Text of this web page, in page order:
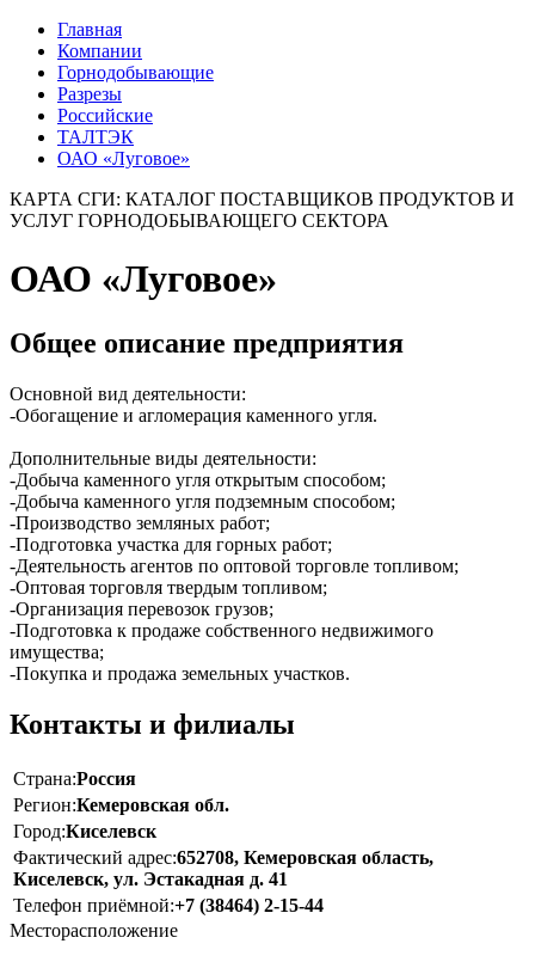
Главная
Компании
Горнодобывающие
Разрезы
Российские
ТАЛТЭК
ОАО «Луговое»
КАРТА СГИ: КАТАЛОГ ПОСТАВЩИКОВ ПРОДУКТОВ И
УСЛУГ ГОРНОДОБЫВАЮЩЕГО СЕКТОРА
ОАО «Луговое»
Общее описание предприятия
Основной вид деятельности:
-Обогащение и агломерация каменного угля.
Дополнительные виды деятельности:
-Добыча каменного угля открытым способом;
-Добыча каменного угля подземным способом;
-Производство земляных работ;
-Подготовка участка для горных работ;
-Деятельность агентов по оптовой торговле топливом;
-Оптовая торговля твердым топливом;
-Организация перевозок грузов;
-Подготовка к продаже собственного недвижимого
имущества;
-Покупка и продажа земельных участков.
Контакты и филиалы
Страна:Россия
Регион:Кемеровская обл.
Город:Киселевск
Фактический адрес:652708, Кемеровская область,
Киселевск, ул. Эстакадная д. 41
Телефон приёмной:+7 (38464) 2-15-44
Месторасположение